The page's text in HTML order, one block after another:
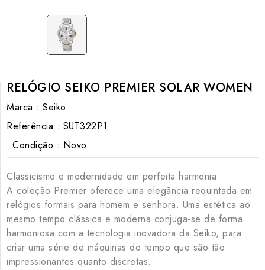
RELÓGIO SEIKO PREMIER SOLAR WOMEN
Marca : Seiko
Referência : SUT322P1
Condição : Novo
Classicismo e modernidade em perfeita harmonia.
A coleção Premier oferece uma elegância requintada em
relógios formais para homem e senhora. Uma estética ao
mesmo tempo clássica e moderna conjuga-se de forma
harmoniosa com a tecnologia inovadora da Seiko, para
criar uma série de máquinas do tempo que são tão
impressionantes quanto discretas.